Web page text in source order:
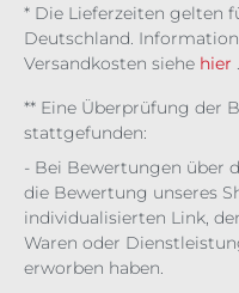
* Die Lieferzeiten gelten
Deutschland.
Versandkosten siehe hier
** Eine Überprüfung der
stattgefunden:
- Bei Bewertungen über
die Bewertung unseres
individualisierten Link,
Waren oder
erworben haben.